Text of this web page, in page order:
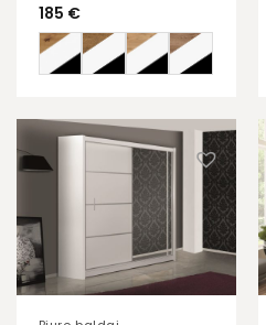
185 €